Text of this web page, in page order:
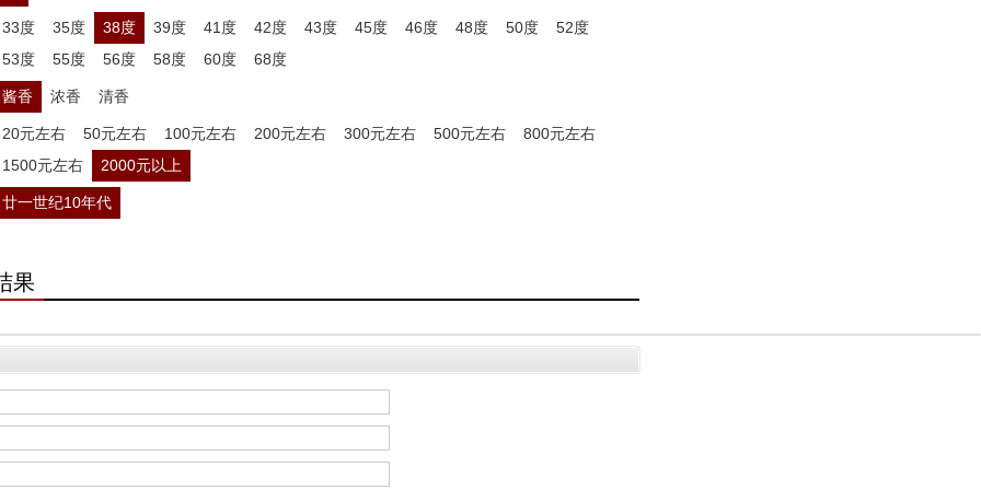
33度 35度 38度 39度 41度 42度 43度 45度 46度 48度 50度
52度
53度
55度 56度 58度 60度 68度
酱香 浓香 清香
20元左右 50元左右 100元左右 200元左右 300元左右 500元左右
800元左右
1500元左右
2000元以上
廿一世纪10年代
果